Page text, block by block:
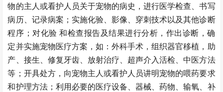
物的主人或看护人员关于宠物的病史，进行医学检查、书写
病历、记录病案；实施化验、影像、穿刺技术以及其他诊断
程序；对化验 和检查报告及结果进行分析，作出诊断，确
定并实施宠物医疗方案，如：外科手术，组织器官移植，助
产、接生、修复牙齿、放射治疗、超声介入活检、中医方法
等；开具处方，向宠物主人或看护人员讲明宠物的喂药要求
和护理方法；利用必要的医疗设备、器械、药物、输氧、补